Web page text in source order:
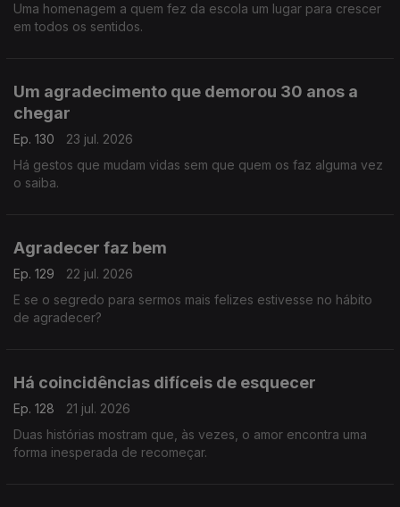
Uma homenagem a quem fez da escola um lugar para crescer
em todos os sentidos.
Um agradecimento que demorou 30 anos a
chegar
Ep. 130
23 jul. 2026
Há gestos que mudam vidas sem que quem os faz alguma vez
o saiba.
Agradecer faz bem
Ep. 129
22 jul. 2026
E se o segredo para sermos mais felizes estivesse no hábito
de agradecer?
Há coincidências difíceis de esquecer
Ep. 128
21 jul. 2026
Duas histórias mostram que, às vezes, o amor encontra uma
forma inesperada de recomeçar.